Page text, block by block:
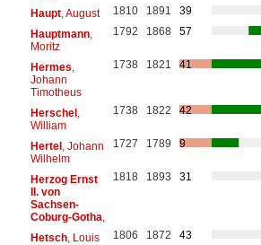
Haupt, August 1810 1891
39
Hauptmann,
Moritz
1792 1868 57
Hermes
Johann
Timotheus
1738 1821 41
Herschel,
William
1738 1822 42
Hertel, Johann
Wilhelm
1727 1789 9
Herzog Ernst
II. von
Sachsen-
Coburg-Gotha
1818 1893 31
Hetsch, Louis 1806 1872
43